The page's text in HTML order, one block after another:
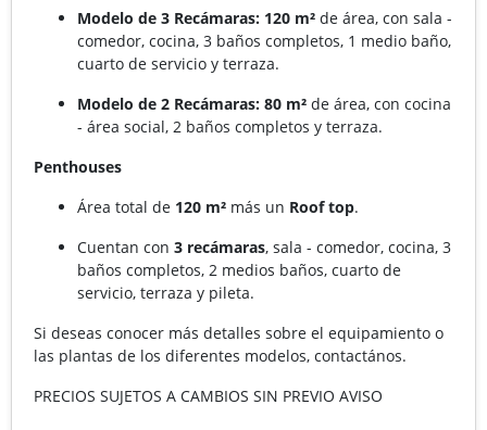
Modelo de 3 Recámaras: 120 m² de área, con sala -
comedor, cocina, 3 baños completos, 1 medio baño,
cuarto de servicio y terraza.
Modelo de 2 Recámaras: 80 m² de área, con cocina
- área social, 2 baños completos y terraza.
Penthouses
Área total de 120 m² más un Roof top.
Cuentan con 3 recámaras, sala - comedor, cocina, 3
baños completos, 2 medios baños, cuarto de
servicio, terraza y pileta.
Si deseas conocer más detalles sobre el equipamiento o
las plantas de los diferentes modelos, contactános.
PRECIOS SUJETOS A CAMBIOS SIN PREVIO AVISO